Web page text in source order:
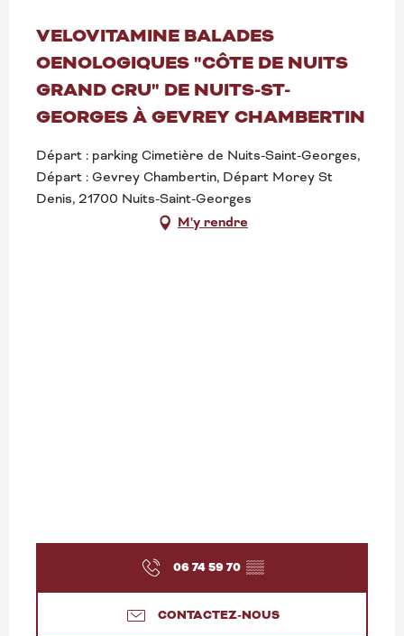
VELOVITAMINE BALADES
OENOLOGIQUES "CÔTE DE NUITS
GRAND CRU" DE NUITS-ST-
GEORGES À GEVREY CHAMBERTIN
Départ : parking Cimetière de Nuits-Saint-Georges,
Départ : Gevrey Chambertin, Départ Morey St
Denis, 21700 Nuits-Saint-Georges
M'y rendre
06 74 59 70 ▒▒
CONTACTEZ-NOUS